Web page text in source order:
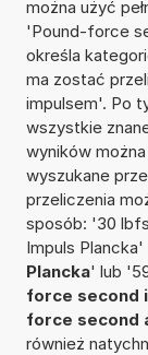
można użyć
'Pound-force
określa
ma zostać
impulsem'. Po
wszystkie
wyników
wyszukane
przeliczenia
sposób: '30
Impuls
Plancka' lub
force second
force second
również